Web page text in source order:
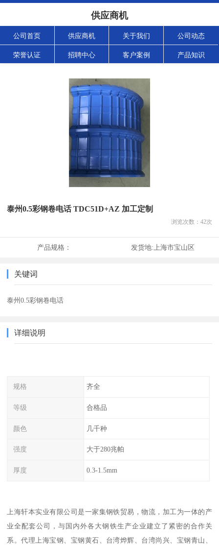
供应商机
公司首页 供应商机 关于我们 公司动态
荣誉认证 招聘中心 客户案例 产品知识
泰州0.5彩钢卷电话 TDC51D+AZ 加工定制
浏览次数： 42次
产品规格： 发货地: 上海市宝山区
关键词
泰州0.5彩钢卷电话
详细说明
规格 齐全
等级 合格品
颜色 几千种
强度 大于280兆帕
厚度 0.3-1.5mm
上海轩本实业有限公司是一家集钢铁贸易，物流，加工为一体的产
业全配套公司，与国内外各大钢铁生产企业建立了紧密的合作关
系。代理上海宝钢、宝钢黄石、台湾烨辉、台湾尚兴、宝钢青山、